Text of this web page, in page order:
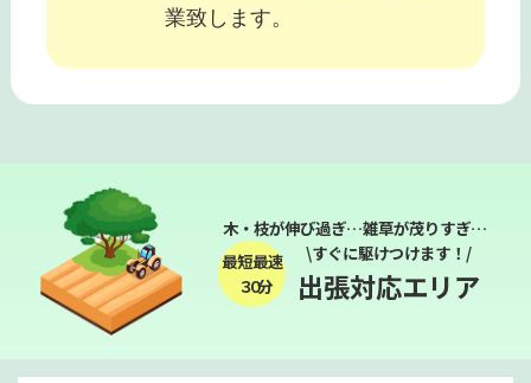
業致します。
木・枝が伸び過ぎ…雑草が茂りすぎ…
最短最速
３０分
\すぐに駆けつけます！/
出張対応エリア